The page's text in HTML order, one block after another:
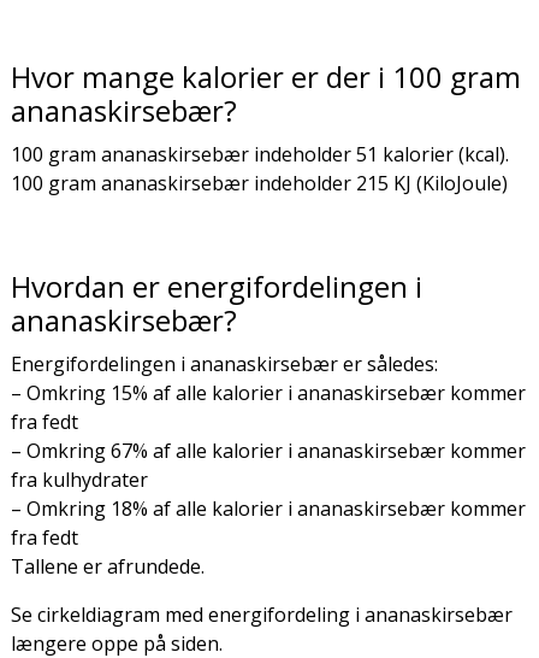
Hvor mange kalorier er der i 100 gram
ananaskirsebær?
100 gram ananaskirsebær indeholder 51 kalorier (kcal).
100 gram ananaskirsebær indeholder 215 KJ (KiloJoule)
Hvordan er energifordelingen i
ananaskirsebær?
Energifordelingen i ananaskirsebær er således:
– Omkring 15% af alle kalorier i ananaskirsebær kommer
fra fedt
– Omkring 67% af alle kalorier i ananaskirsebær kommer
fra kulhydrater
– Omkring 18% af alle kalorier i ananaskirsebær kommer
fra fedt
Tallene er afrundede.
Se cirkeldiagram med energifordeling i ananaskirsebær
længere oppe på siden.